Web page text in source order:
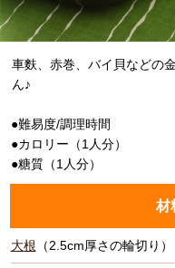
車麩、赤巻、バイ貝などの
ん♪
●難易度/調理時間
●カロリー（1人分）
●糖質（1人分）
材
大根 （2.5cm厚さの輪切り）